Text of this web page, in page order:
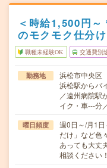
＜時給1,500円
のモクモク仕分け
職種未経験OK 交通費別
勤務地
浜松市中央区
浜松駅からバ
／遠州病院駅
イク・車---分
曜日頻度
週0日～/月1
だけ」など色
あっても大丈
相談ください！